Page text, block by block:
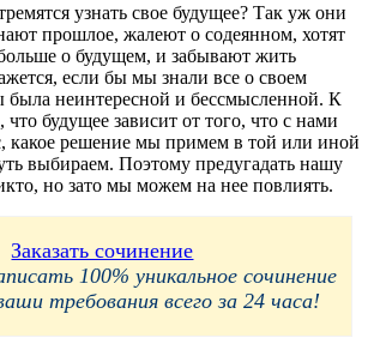
узнать свое будущее? Так уж они
прошлое, жалеют о содеянном, хотят
о будущем, и забывают жить
если бы мы знали все о своем
неинтересной и бессмысленной. К
будущее зависит от того, что с нами
какое решение мы примем в той или иной
выбираем. Поэтому предугадать нашу
но зато мы можем на нее повлиять.
Заказать сочинение
100% уникальное сочинение
требования всего за 24 часа!